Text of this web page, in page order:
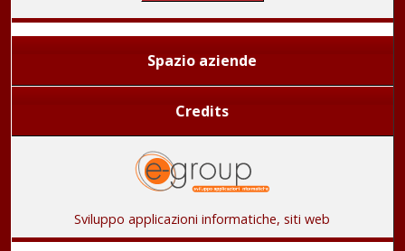
Spazio aziende
Credits
Sviluppo applicazioni informatiche, siti web